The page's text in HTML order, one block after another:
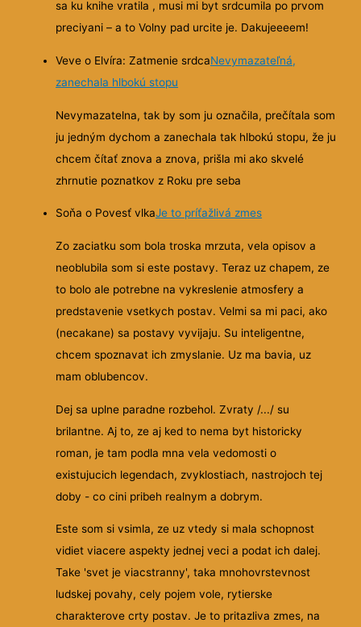
sa ku knihe vratila , musi mi byt srdcumila po prvom
preciyani – a to Volny pad urcite je. Dakujeeeem!
Veve o Elvíra: Zatmenie srdcaNevymazateľná,
zanechala hlbokú stopu
Nevymazatelna, tak by som ju označila, prečítala som
ju jedným dychom a zanechala tak hlbokú stopu, že ju
chcem čítať znova a znova, prišla mi ako skvelé
zhrnutie poznatkov z Roku pre seba
Soňa o Povesť vlkaJe to príťažlivá zmes
Zo zaciatku som bola troska mrzuta, vela opisov a
neoblubila som si este postavy. Teraz uz chapem, ze
to bolo ale potrebne na vykreslenie atmosfery a
predstavenie vsetkych postav. Velmi sa mi paci, ako
(necakane) sa postavy vyvijaju. Su inteligentne,
chcem spoznavat ich zmyslanie. Uz ma bavia, uz
mam oblubencov.
Dej sa uplne paradne rozbehol. Zvraty /.../ su
brilantne. Aj to, ze aj ked to nema byt historicky
roman, je tam podla mna vela vedomosti o
existujucich legendach, zvyklostiach, nastrojoch tej
doby - co cini pribeh realnym a dobrym.
Este som si vsimla, ze uz vtedy si mala schopnost
vidiet viacere aspekty jednej veci a podat ich dalej.
Take 'svet je viacstranny', taka mnohovrstevnost
ludskej povahy, cely pojem vole, rytierske
charakterove crty postav. Je to pritazliva zmes, na